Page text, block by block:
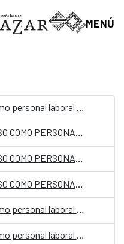
MENÚ
CONVOCATORIA PARA INGRESO COMO PERSONAL LABORAL FIJO EN LA EMBAJADA DE ESPAÑA EN ASUNCIÓN, PARAGUAY, CON LA CATEGORIA DE AUXILIAR PT 05360373
CONVOCATORIA PARA INGRESO COMO PERSONAL LABORAL FIJO EN LA EMBAJADA DE ESPAÑA EN ASUNCIÓN, PARAGUAY, CON LA CATEGORIA DE AUXILIAR PT 05360376
Convocatoria para ingreso como personal laboral fijo en la oficina de la Cooperación Española (OCE)
Convocatoria para ingreso como personal laboral fijo en la oficina de la Cooperación Española (OCE) en Paraguay con la categoría de Auxiliar Administrativo